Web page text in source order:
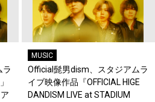
ラ
MUSIC
Official髭男dism、スタジアムラ
イブ映像作品『OFFICIAL HIGE
DANDISM LIVE at STADIUM